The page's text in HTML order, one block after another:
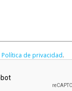
Política de privacidad.